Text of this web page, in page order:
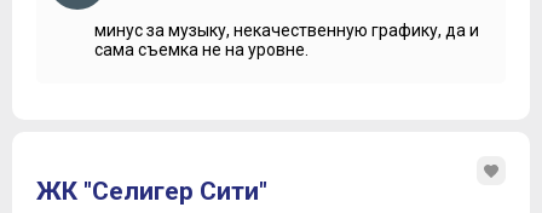
минус за музыку, некачественную графику, да и
сама съемка не на уровне.
ЖК "Селигер Сити"